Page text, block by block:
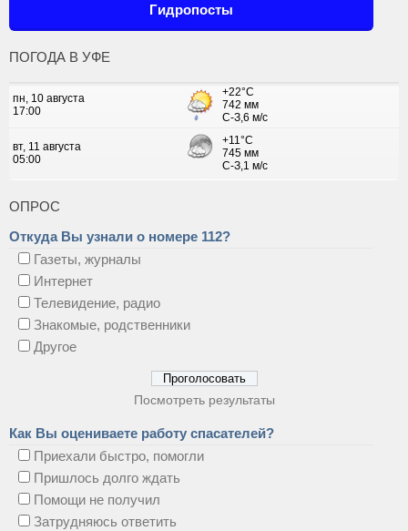
Гидропосты
ПОГОДА В УФЕ
ОПРОС
Откуда Вы узнали о номере 112?
Газеты, журналы
Интернет
Телевидение, радио
Знакомые, родственники
Другое
Посмотреть результаты
Как Вы оцениваете работу спасателей?
Приехали быстро, помогли
Пришлось долго ждать
Помощи не получил
Затрудняюсь ответить